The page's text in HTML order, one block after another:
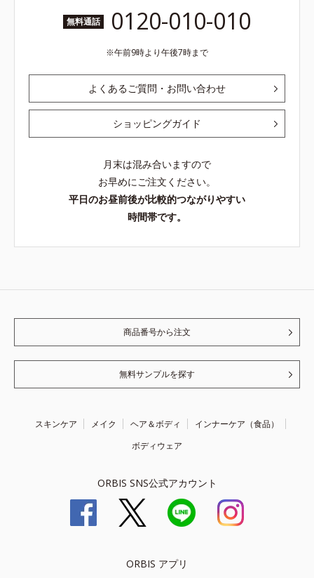
無料通話 0120-010-010
午前9時より午後7時まで
よくあるご質問・お問い合わせ
ショッピングガイド
月末は混み合いますので
お早めにご注文ください。
平日のお昼前後が比較的つながりやすい
時間帯です。
商品番号から注文
無料サンプルを探す
スキンケア メイク ヘア＆ボディ
インナーケア（食品）
ボディウェア
ORBIS SNS公式アカウント
ORBIS アプリ